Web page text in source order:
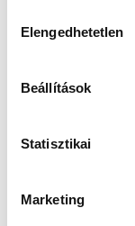
kiválasztása
Elengedhetetlen
Beállítások
Statisztikai
Marketing
loading